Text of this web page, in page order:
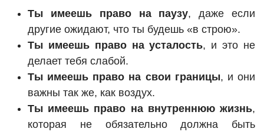
Ты имеешь право на паузу, даже если
другие ожидают, что ты будешь «в строю».
Ты имеешь право на усталость, и это не
делает тебя слабой.
Ты имеешь право на свои границы, и они
важны так же, как воздух.
Ты имеешь право на внутреннюю жизнь,
которая не обязательно должна быть